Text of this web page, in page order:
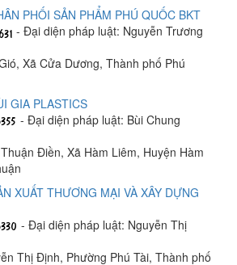
PHỐI SẢN PHẨM PHÚ QUỐC BKT
- Đại diện pháp luật: Nguyễn Trương
Xã Cửa Dương, Thành phố Phú
GIA PLASTICS
- Đại diện pháp luật: Bùi Chung
Điền, Xã Hàm Liêm, Huyện Hàm
XUẤT THƯƠNG MẠI VÀ XÂY DỰNG
- Đại diện pháp luật: Nguyễn Thị
Thị Định, Phường Phú Tài, Thành phố